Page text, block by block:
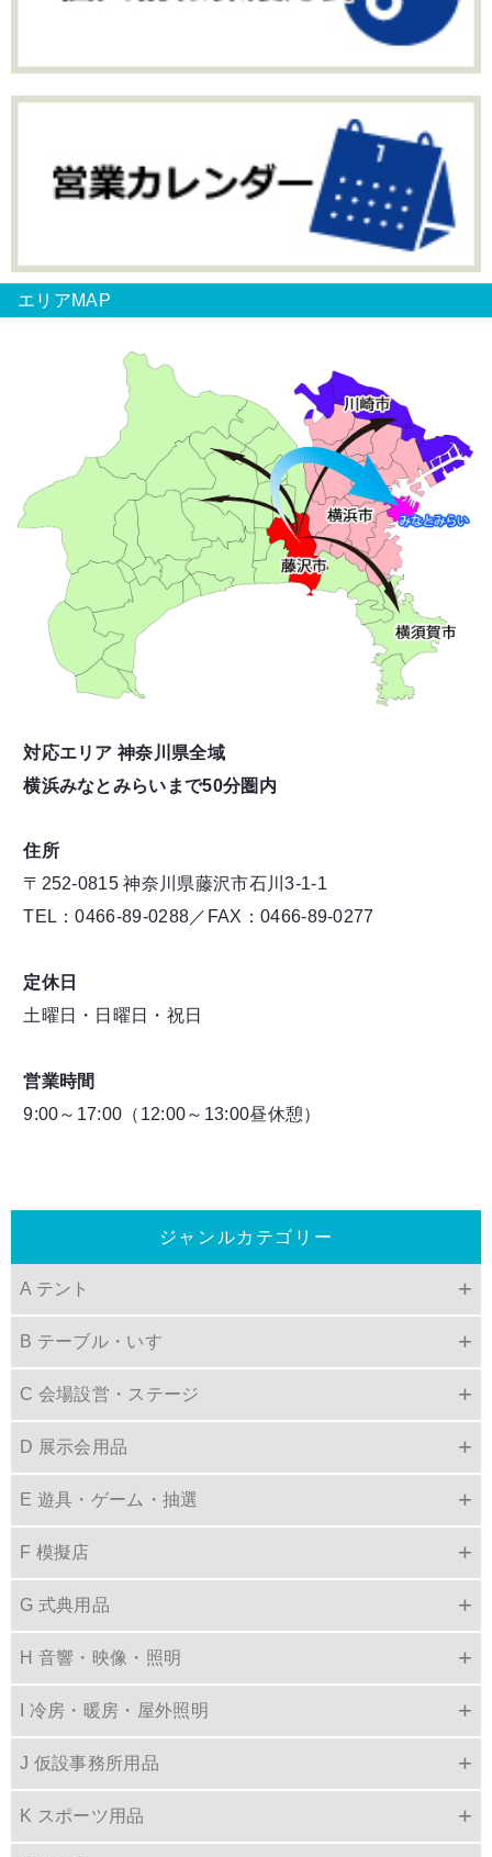
ジャンルカテゴリー
A テント
B テーブル・いす
C 会場設営・ステージ
D 展示会用品
E 遊具・ゲーム・抽選
F 模擬店
G 式典用品
H 音響・映像・照明
I 冷房・暖房・屋外照明
J 仮設事務所用品
K スポーツ用品
エリアMAP
対応エリア 神奈川県全域
横浜みなとみらいまで50分圏内
住所
〒252-0815 神奈川県藤沢市石川3-1-1
TEL：0466-89-0288／FAX：0466-89-0277
定休日
土曜日・日曜日・祝日
営業時間
9:00～17:00（12:00～13:00昼休憩）